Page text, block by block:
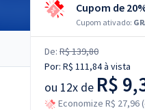
Cupom de
Cupom ativado:
De: R$ 139,80
Por: R$ 111,84à vista
ou 12x de R$
Economize R$ 27,96